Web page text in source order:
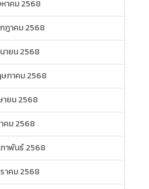
าคม 2568
ฎาคม 2568
ายน 2568
ภาคม 2568
ายน 2568
คม 2568
าพันธ์ 2568
าคม 2568